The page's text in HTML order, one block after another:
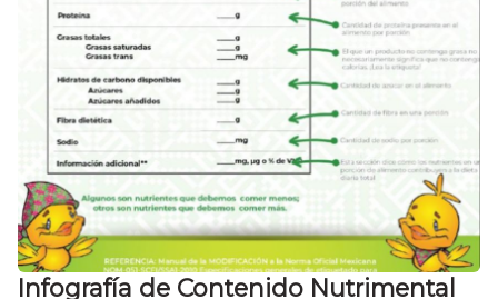
Infografía de Contenido Nutrimental